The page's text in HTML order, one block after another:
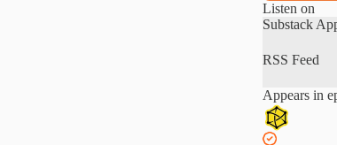
Listen on
Substack
RSS Feed
Appears in